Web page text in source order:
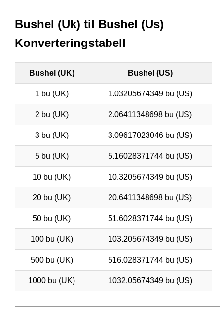
Bushel (Uk) til Bushel (Us)
Konverteringstabell
Bushel (UK) Bushel (US)
1 bu (UK) 1.03205674349 bu (US)
2 bu (UK) 2.06411348698 bu (US)
3 bu (UK) 3.09617023046 bu (US)
5 bu (UK) 5.16028371744 bu (US)
10 bu (UK) 10.3205674349 bu (US)
20 bu (UK) 20.6411348698 bu (US)
50 bu (UK) 51.6028371744 bu (US)
100 bu (UK) 103.205674349 bu (US)
500 bu (UK) 516.028371744 bu (US)
1000 bu (UK) 1032.05674349 bu (US)